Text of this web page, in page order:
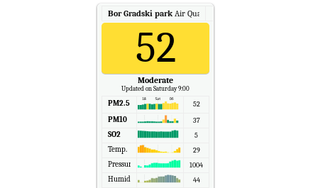
Bor Gradski park Air Quality.
52
Moderate
Updated on Saturday 9:00
PM2.5 52
PM10 37
SO2 5
Temp. 29
Pressure 1004
Humidity 44